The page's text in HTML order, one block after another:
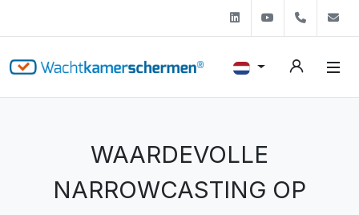
LinkedinYoutube+31
WAARDEVOLLE
NARROWCASTING OP